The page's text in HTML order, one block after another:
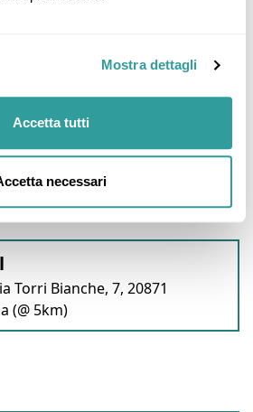
Mostra dettagli
Accetta tutti
necessari
Point Busnago
Torri Bianche, 7, 20871
(@ 5km)